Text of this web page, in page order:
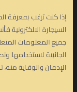
إذا كنت ترغب بمعرفة
السيجارة
جميع المعلومات
الجانبية لاستخدامها
الإدمان والوقاية منه،